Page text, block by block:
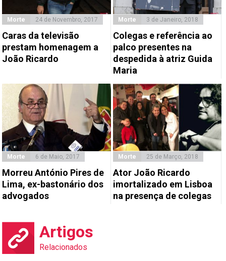
Morte 24 de Novembro, 2017
Caras da televisão
prestam homenagem a
João Ricardo
Morte 3 de Janeiro, 2018
Colegas e referência ao
palco presentes na
despedida à atriz Guida
Maria
Morte 6 de Maio, 2017
Morreu António Pires de
Lima, ex-bastonário dos
advogados
Morte 25 de Março, 2018
Ator João Ricardo
imortalizado em Lisboa
na presença de colegas
Artigos
Relacionados